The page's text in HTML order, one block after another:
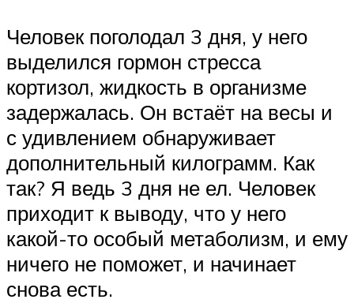
Человек поголодал 3 дня, у него
выделился гормон стресса
кортизол, жидкость в организме
задержалась. Он встаёт на весы и
с удивлением обнаруживает
дополнительный килограмм. Как
так? Я ведь 3 дня не ел. Человек
приходит к выводу, что у него
какой-то особый метаболизм, и ему
ничего не поможет, и начинает
снова есть.